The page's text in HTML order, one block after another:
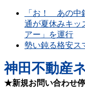
「お！ あの中
通が夏休みキッ
アー」を運行
勢い鈍る格安
神田不動産
★新規お問い合わせ